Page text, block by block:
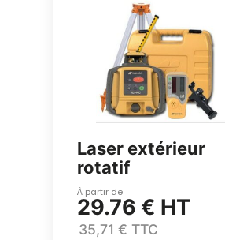
Laser extérieur
rotatif
À partir de
29.76 € HT
35,71 € TTC